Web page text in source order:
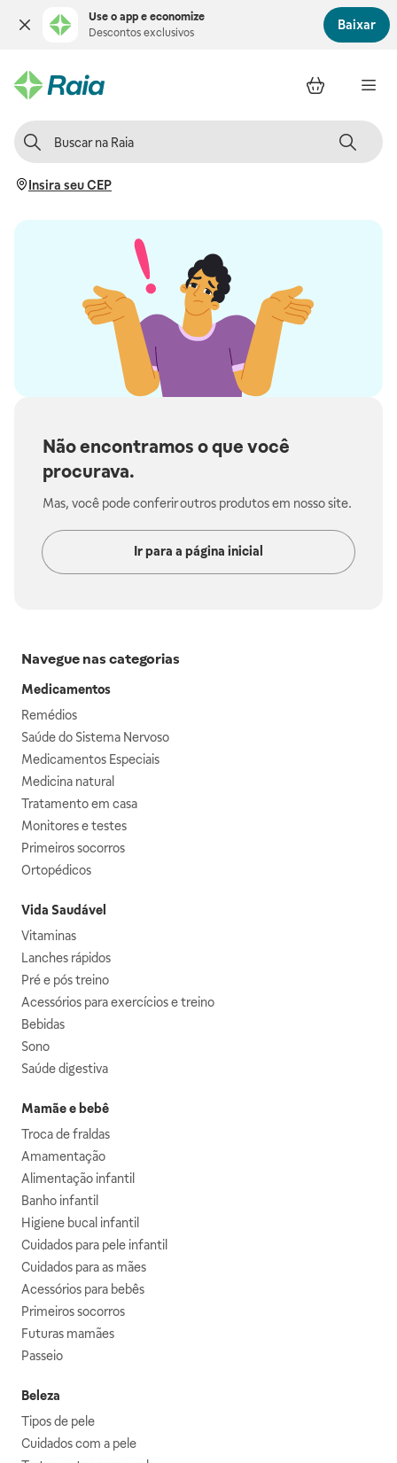
Use o app e economize
Descontos exclusivos
Baixar
Insira seu CEP
Não encontramos o que você
procurava.
Mas, você pode conferir outros produtos em nosso site.
Ir para a página inicial
Navegue nas categorias
Medicamentos
Remédios
Saúde do Sistema Nervoso
Medicamentos Especiais
Medicina natural
Tratamento em casa
Monitores e testes
Primeiros socorros
Ortopédicos
Vida Saudável
Vitaminas
Lanches rápidos
Pré e pós treino
Acessórios para exercícios e treino
Bebidas
Sono
Saúde digestiva
Mamãe e bebê
Troca de fraldas
Amamentação
Alimentação infantil
Banho infantil
Higiene bucal infantil
Cuidados para pele infantil
Cuidados para as mães
Acessórios para bebês
Primeiros socorros
Futuras mamães
Passeio
Beleza
Tipos de pele
Cuidados com a pele